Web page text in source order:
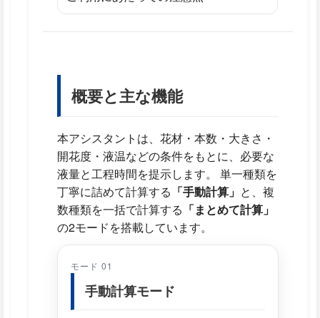
概要と主な機能
本アシスタントは、花材・本数・大きさ・
開花度・液温などの条件をもとに、必要な
液量と工程時間を提示します。 単一種類を
丁寧に詰めて計算する 「手動計算」 と、複
数種類を一括で計算する 「まとめて計算」
の2モードを搭載しています。
モード 01
手動計算モード